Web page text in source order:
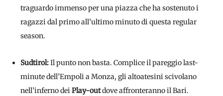
traguardo immenso per una piazza che ha sostenuto i
ragazzi dal primo all’ultimo minuto di questa regular
season.
Sudtirol:Il punto non basta. Complice il pareggio last-
minute dell’Empoli a Monza, gli altoatesini scivolano
nell’inferno deiPlay-outdove affronteranno il Bari.